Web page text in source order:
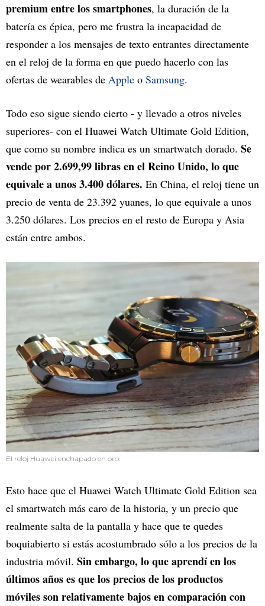
premium entre los smartphones, la duración de la
batería es épica, pero me frustra la incapacidad de
responder a los mensajes de texto entrantes directamente
en el reloj de la forma en que puedo hacerlo con las
ofertas de wearables de Apple o Samsung.
Todo eso sigue siendo cierto - y llevado a otros niveles
superiores- con el Huawei Watch Ultimate Gold Edition,
que como su nombre indica es un smartwatch dorado. Se
vende por 2.699,99 libras en el Reino Unido, lo que
equivale a unos 3.400 dólares. En China, el reloj tiene un
precio de venta de 23.392 yuanes, lo que equivale a unos
3.250 dólares. Los precios en el resto de Europa y Asia
están entre ambos.
El reloj Huawei enchapado en oro.
Esto hace que el Huawei Watch Ultimate Gold Edition sea
el smartwatch más caro de la historia, y un precio que
realmente salta de la pantalla y hace que te quedes
boquiabierto si estás acostumbrado sólo a los precios de la
industria móvil. Sin embargo, lo que aprendí en los
últimos años es que los precios de los productos
móviles son relativamente bajos en comparación con